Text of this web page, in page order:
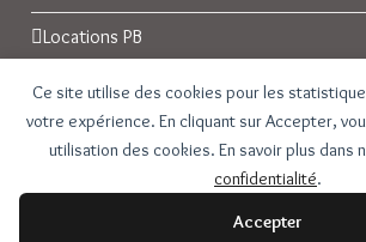
Ce site utilise des cookies pour les
votre expérience. En cliquant sur Accepter,
utilisation des cookies. En savoir plus dans
confidentialité.
Accepter
Locations PB
Réservations
Galerie Photos